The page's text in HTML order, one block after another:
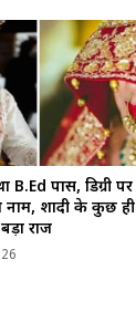
B.Ed पास, डिग्री पर
नाम, शादी के कुछ ही
राज